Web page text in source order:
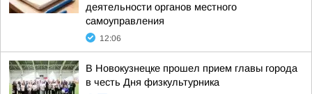
деятельности органов местного
самоуправления
12:06
В Новокузнецке прошел прием главы города
в честь Дня физкультурника